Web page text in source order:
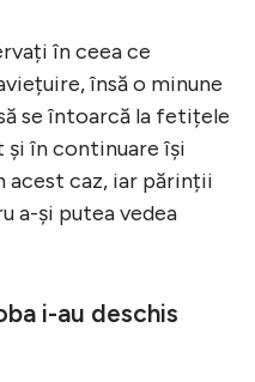
în ceea ce
însă o minune
se întoarcă la fetițele
și în continuare își
acest caz, iar părinții
a-și putea vedea
i-au deschis